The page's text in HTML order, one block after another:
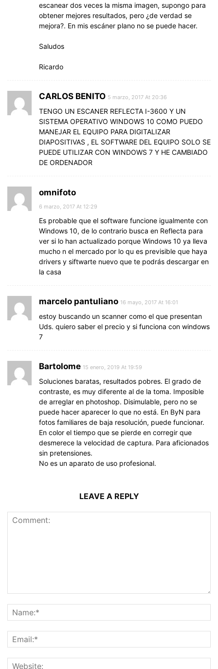
escanear dos veces la misma imagen, supongo para
obtener mejores resultados, pero ¿de verdad se
mejora?. En mis escáner plano no se puede hacer.
Saludos
Ricardo
CARLOS BENITO 5 marzo, 2017 At 20:36
TENGO UN ESCANER REFLECTA I-3600 Y UN
SISTEMA OPERATIVO WINDOWS 10 COMO PUEDO
MANEJAR EL EQUIPO PARA DIGITALIZAR
DIAPOSITIVAS , EL SOFTWARE DEL EQUIPO SOLO SE
PUEDE UTILIZAR CON WINDOWS 7 Y HE CAMBIADO
DE ORDENADOR
omnifoto
6 marzo, 2017 At 12:29
Es probable que el software funcione igualmente con
Windows 10, de lo contrario busca en Reflecta para
ver si lo han actualizado porque Windows 10 ya lleva
mucho n el mercado por lo qu es previsible que haya
drivers y siftwarte nuevo que te podrás descargar en
la casa
marcelo pantuliano 16 mayo, 2017 At 16:01
estoy buscando un scanner como el que presentan
Uds. quiero saber el precio y si funciona con windows
7
Bartolome 15 enero, 2019 At 19:59
Soluciones baratas, resultados pobres. El grado de
contraste, es muy diferente al de la toma. Imposible
de arreglar en photoshop. Disimulable, pero no se
puede hacer aparecer lo que no está. En ByN para
fotos familiares de baja resolución, puede funcionar.
En color el tiempo que se pierde en corregir que
desmerece la velocidad de captura. Para aficionados
sin pretensiones.
No es un aparato de uso profesional.
LEAVE A REPLY